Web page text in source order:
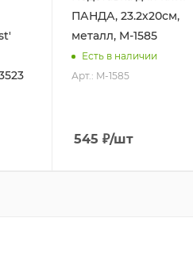
ПАНДА, 23.2х20см,
металл, M-1585
Есть в наличии
Арт.: M-1585
545 ₽/шт